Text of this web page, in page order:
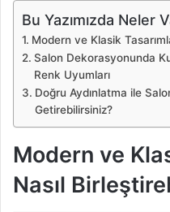
Bu Yazımızda Neler
Modern ve Klasik
Salon Dekorasyonunda
Renk Uyumları
Doğru Aydınlatma ile
Getirebilirsiniz?
Modern ve
Nasıl